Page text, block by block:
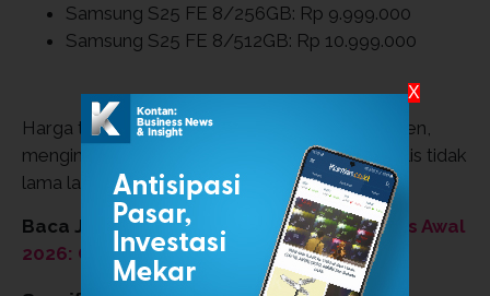
Samsung S25 FE 8/256GB: Rp 9.999.000
Samsung S25 FE 8/512GB: Rp 10.999.000
Harga tersebut mungkin akan menjadi permanen,
mengingat Samsung Galaxy S26 Series akan rilis tidak
lama lagi.
Baca Juga:Bocoran HP Samsung yang Rilis Awal
2026: Galaxy A37, A57, dan S26 Series
X